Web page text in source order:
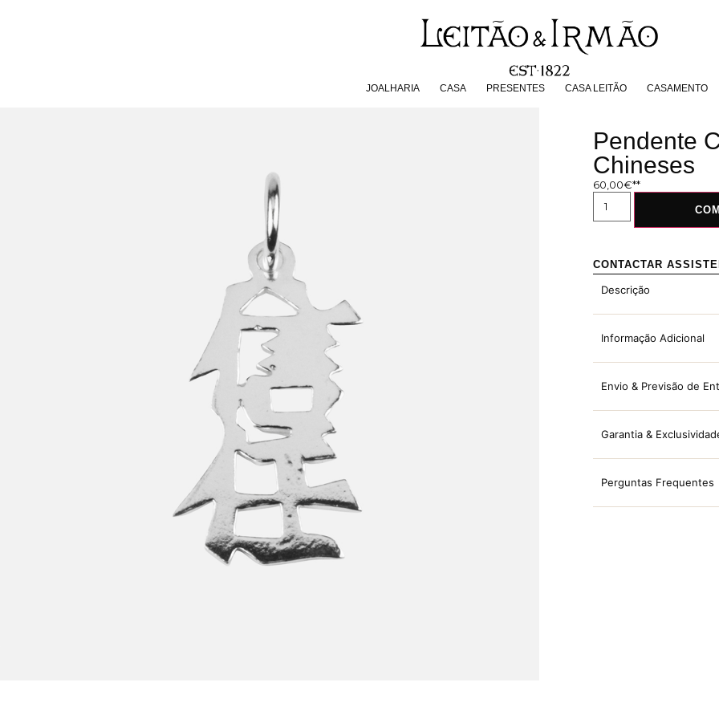
JOALHARIA CASA PRESENTES CASA LEITÃO CASAMENTO
PRESENTES CASA LEITÃO
Pendente
Chineses
60,00€
CONTACTAR
Descrição
Informação Adicional
Envio & Previsão de
Garantia &
Perguntas Frequentes